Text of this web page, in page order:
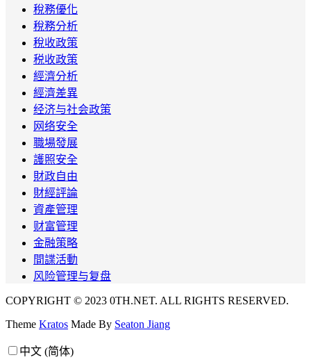
稅務優化
稅務分析
稅收政策
税收政策
經濟分析
經濟差異
经济与社会政策
网络安全
職場發展
護照安全
財政自由
財經評論
資產管理
财富管理
金融策略
間諜活動
风险管理与复盘
COPYRIGHT © 2023 0TH.NET. ALL RIGHTS RESERVED.
Theme Kratos Made By Seaton Jiang
中文 (简体)